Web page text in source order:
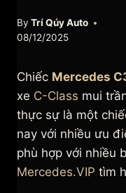
By Trí Qúy Auto
08/12/2025
Chiếc Mercedes
xe C-Class mui
thực sự là một
nay với nhiều ưu
phù hợp với nhiều
Mercedes.VIP tìm